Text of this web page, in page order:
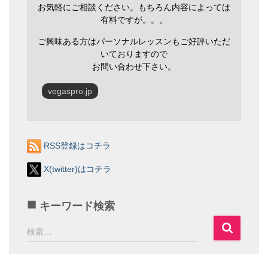
お気軽にご相談ください。もちろん内容によっては
有料ですが。。。
ご興味ある方はパーソナルレッスンもご好評いただ
いておりますので
お問い合わせ下さい。
vegaspro.jp
RSS登録はコチラ
X(twitter)はコチラ
キーワード検索
検
索
検索…